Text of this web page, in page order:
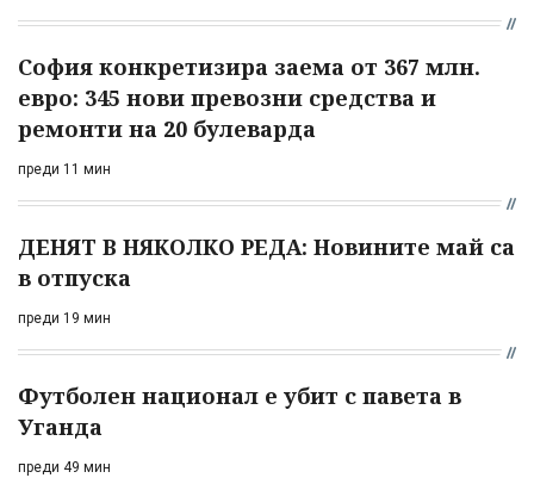
София конкретизира заема от 367 млн.
евро: 345 нови превозни средства и
ремонти на 20 булеварда
преди 11 мин
ДЕНЯТ В НЯКОЛКО РЕДА: Новините май са
в отпуска
преди 19 мин
Футболен национал е убит с павета в
Уганда
преди 49 мин